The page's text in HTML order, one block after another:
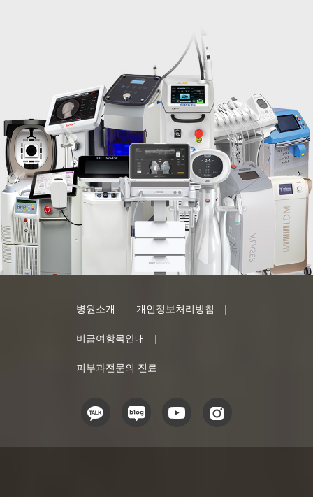
병원소개 개인정보처리방침
비급여항목안내
피부과전문의 진료